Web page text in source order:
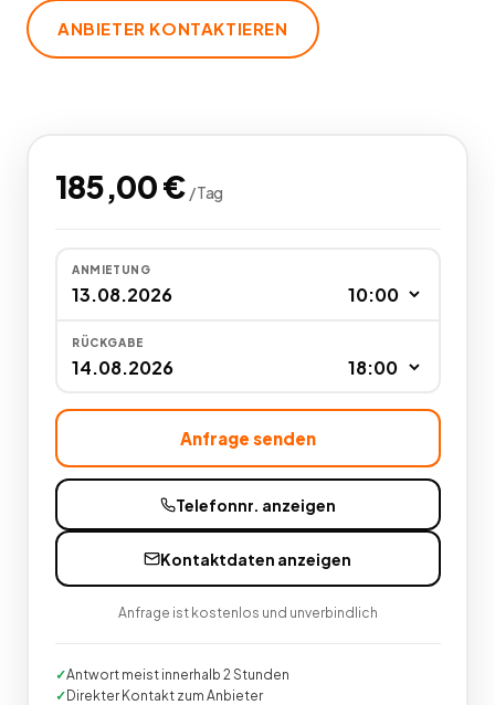
ANBIETER KONTAKTIEREN
185,00€ /Tag
ANMIETUNG
RÜCKGABE
Anfrage senden
Telefonnr. anzeigen
Kontaktdaten anzeigen
Anfrage ist kostenlos und unverbindlich
Antwort meist innerhalb 2 Stunden
Direkter Kontakt zum Anbieter